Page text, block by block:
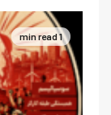
1 min read